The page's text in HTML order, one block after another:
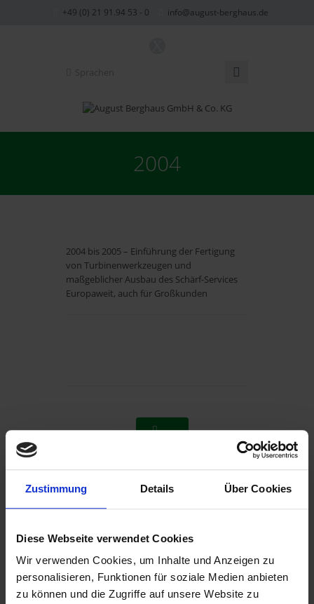
Zustimmung Details Über Cookies
Diese Webseite verwendet Cookies
Wir verwenden Cookies, um Inhalte und Anzeigen zu
personalisieren, Funktionen für soziale Medien anbieten
zu können und die Zugriffe auf unsere Website zu
+49 (0) 21 91.94 53 - 0 info@august-berghaus.de
2004
2004 bis 2005 – Einführung der Fertigung
von Turbinenwerkzeugen und
maßgeblicher Ausbau des Schärf-Services
Europaweit, auch für Großkunden
2006